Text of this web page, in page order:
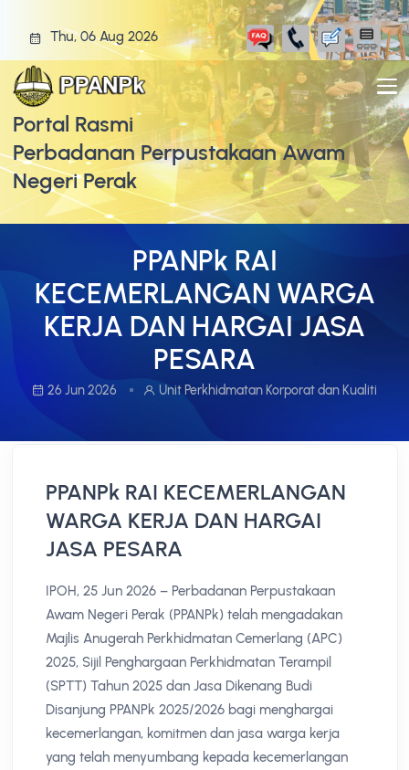
Thu, 06 Aug 2026
Portal Rasmi
Perbadanan Perpustakaan Awam
Negeri Perak
PPANPk RAI
KECEMERLANGAN WARGA
KERJA DAN HARGAI JASA
PESARA
26 Jun 2026 Unit Perkhidmatan Korporat dan Kualiti
PPANPk RAI KECEMERLANGAN
WARGA KERJA DAN HARGAI
JASA PESARA
IPOH, 25 Jun 2026 – Perbadanan Perpustakaan
Awam Negeri Perak (PPANPk) telah mengadakan
Majlis Anugerah Perkhidmatan Cemerlang (APC)
2025, Sijil Penghargaan Perkhidmatan Terampil
(SPTT) Tahun 2025 dan Jasa Dikenang Budi
Disanjung PPANPk 2025/2026 bagi menghargai
kecemerlangan, komitmen dan jasa warga kerja
yang telah menyumbang kepada kecemerlangan